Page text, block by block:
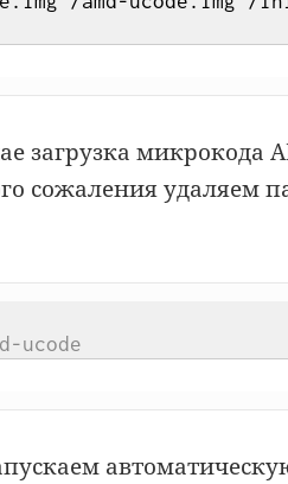
загрузка микрокода
сожаления удаляем
ucode